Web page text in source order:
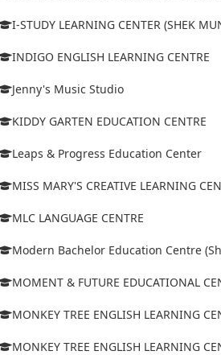
I-STUDY LEARNING CENTER (SHEK
INDIGO ENGLISH LEARNING CENTRE
Jenny's Music Studio
KIDDY GARTEN EDUCATION CENTRE
Leaps & Progress Education Center
MISS MARY'S CREATIVE LEARNING
MLC LANGUAGE CENTRE
Modern Bachelor Education Centre
MOMENT & FUTURE EDUCATIONAL
MONKEY TREE ENGLISH LEARNING
MONKEY TREE ENGLISH LEARNING